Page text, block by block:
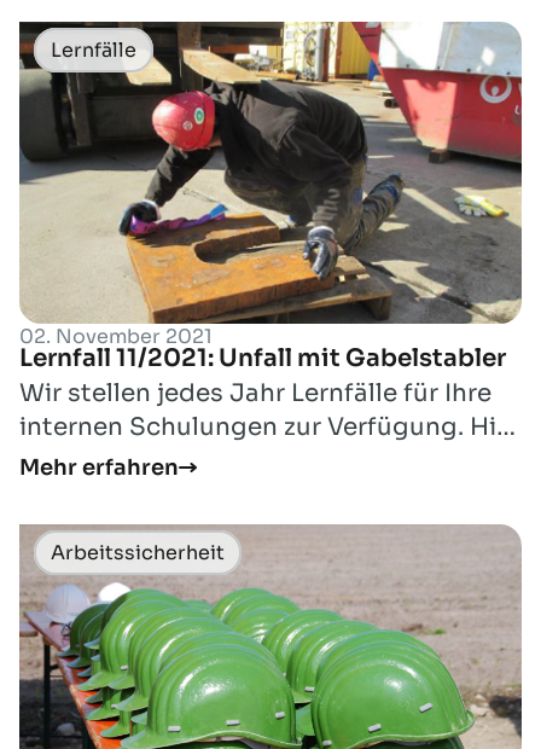
Lernfälle
02. November 2021
Lernfall 11/2021: Unfall mit Gabelstabler
Wir stellen jedes Jahr Lernfälle für Ihre
internen Schulungen zur Verfügung. Hier
finden Sie den Lernfall für den Mon...
Mehr erfahren
Arbeitssicherheit